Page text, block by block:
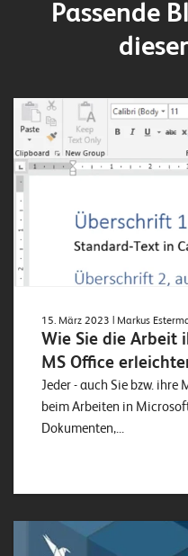
Passende
15. März 2023 | Markus
Wie Sie die Arbeit
MS Office
Jeder - auch Sie bzw.
beim Arbeiten in
Dokumenten,...